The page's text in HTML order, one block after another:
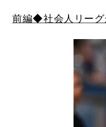
前編◆社会人リーグ